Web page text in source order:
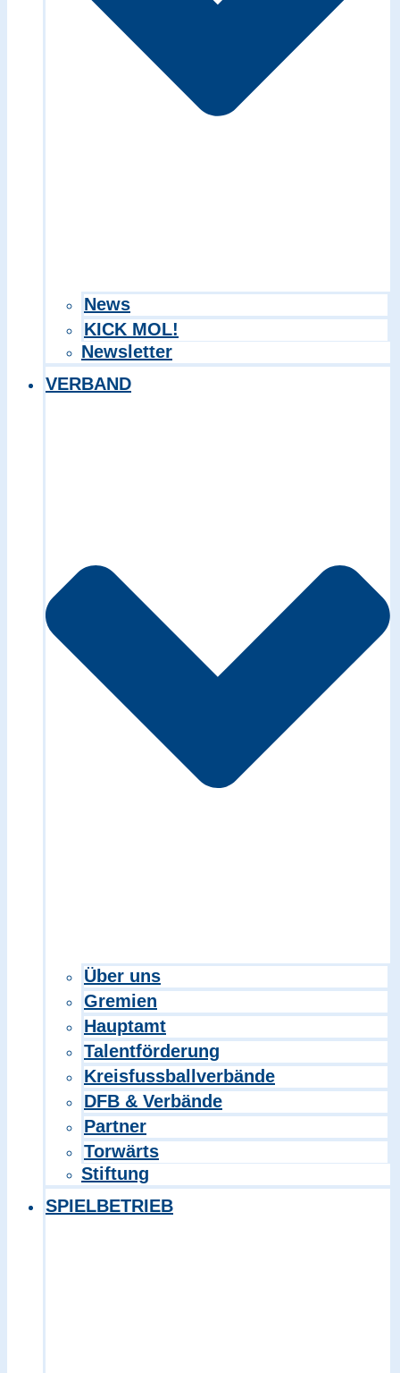
News
KICK MOL!
Newsletter
VERBAND
Über uns
Gremien
Hauptamt
Talentförderung
Kreisfussballverbände
DFB & Verbände
Partner
Torwärts
Stiftung
SPIELBETRIEB
Search in content